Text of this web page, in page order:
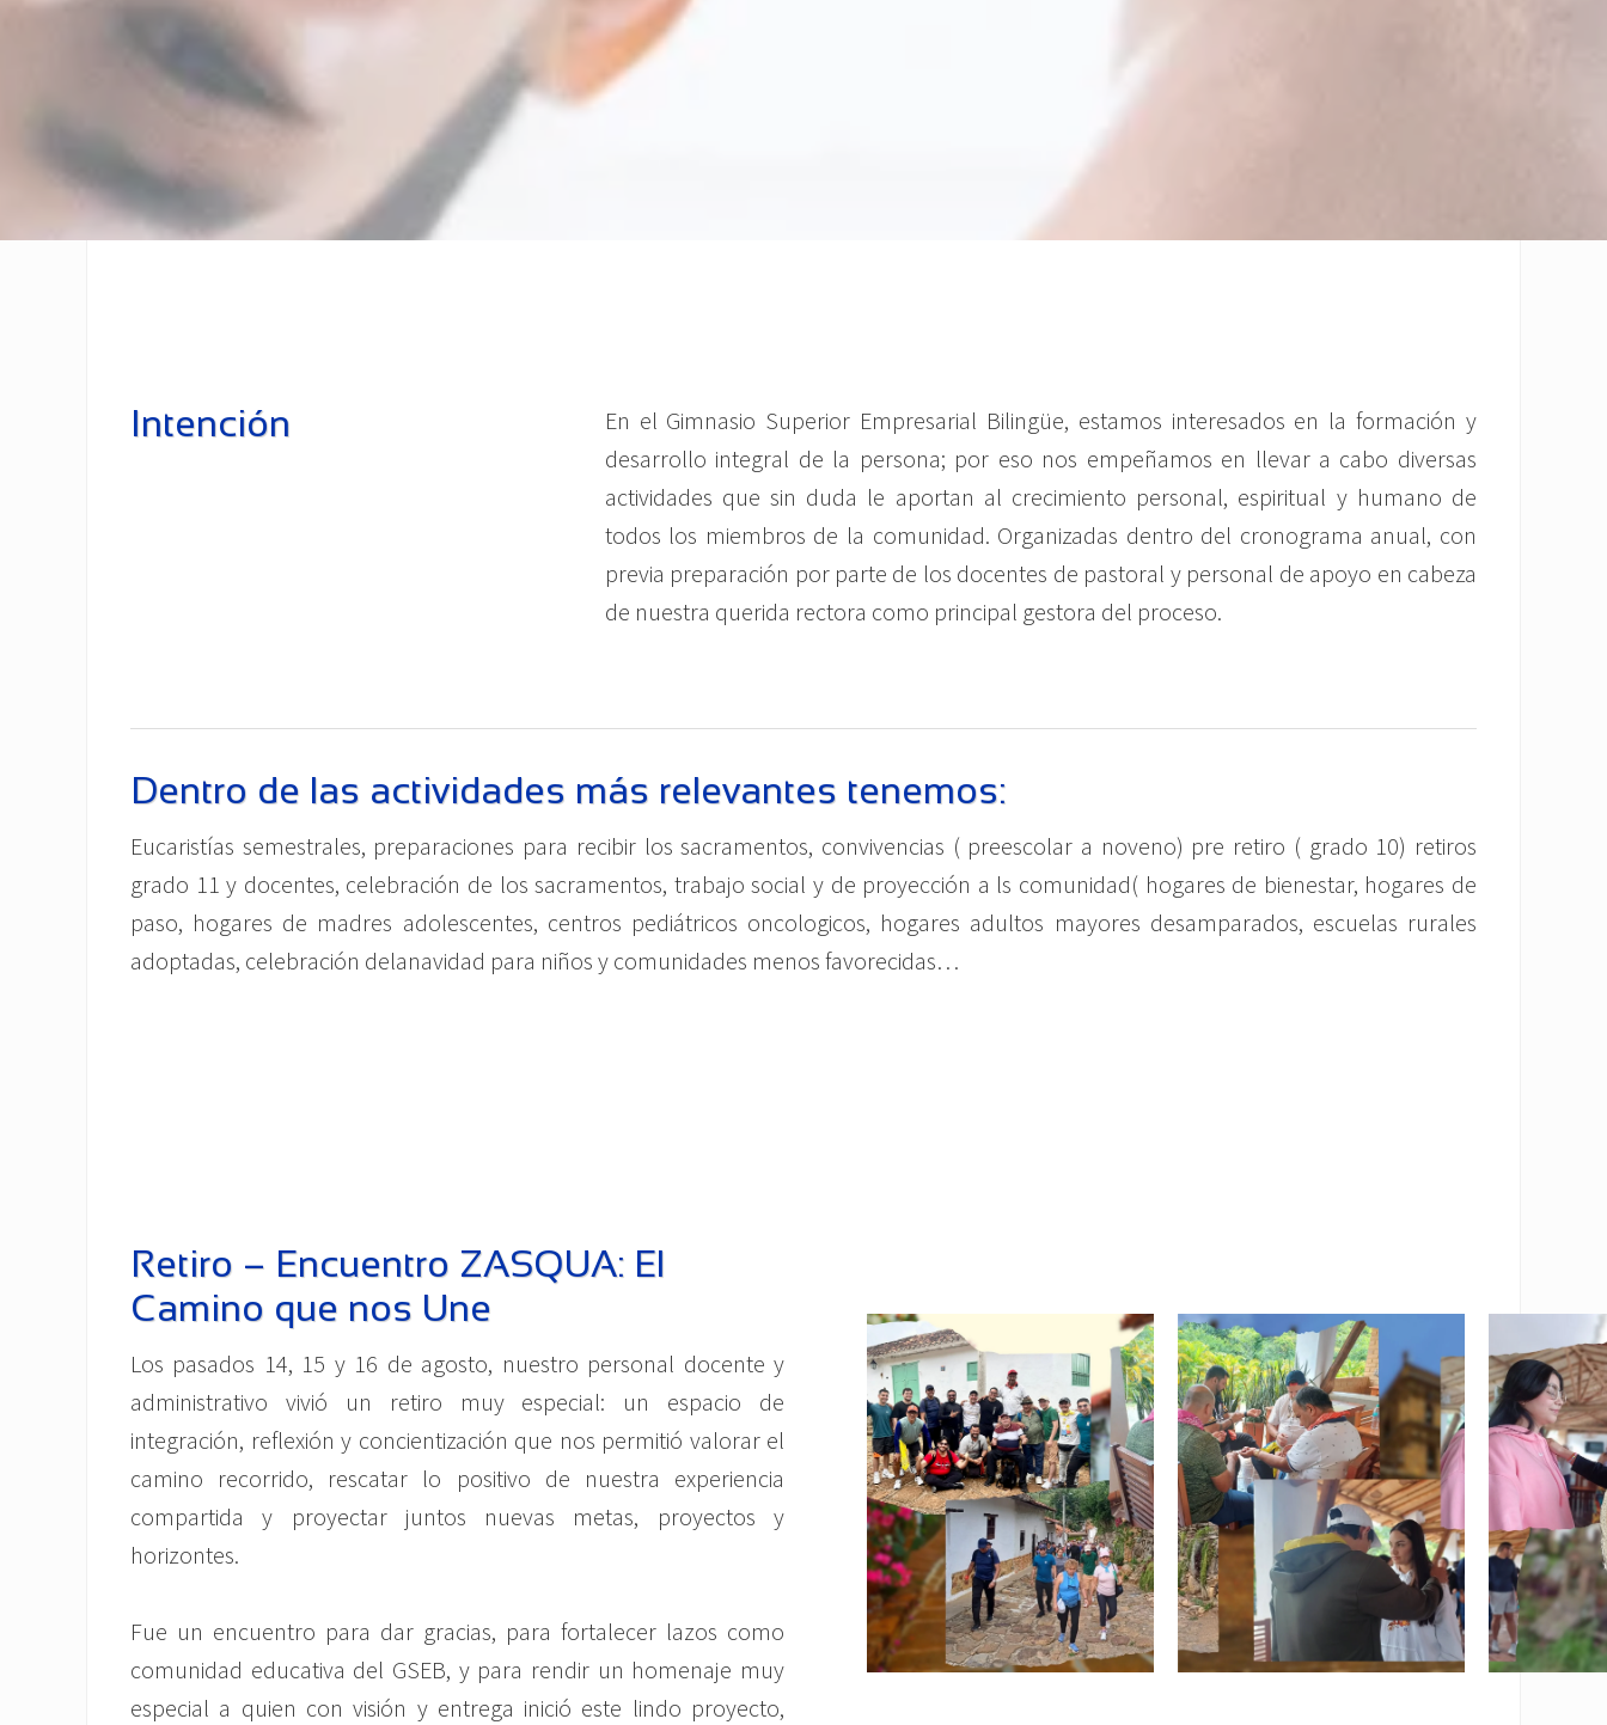
Intención
En el Gimnasio Superior Empresarial Bilingüe, estamos interesados en la formación y
desarrollo integral de la persona; por eso nos empeñamos en llevar a cabo diversas
actividades que sin duda le aportan al crecimiento personal, espiritual y humano de
todos los miembros de la comunidad. Organizadas dentro del cronograma anual, con
previa preparación por parte de los docentes de pastoral y personal de apoyo en cabeza
de nuestra querida rectora como principal gestora del proceso.
Dentro de las actividades más relevantes tenemos:
Eucaristías semestrales, preparaciones para recibir los sacramentos, convivencias ( preescolar a noveno) pre retiro ( grado 10) retiros
grado 11 y docentes, celebración de los sacramentos, trabajo social y de proyección a ls comunidad( hogares de bienestar, hogares de
paso, hogares de madres adolescentes, centros pediátricos oncologicos, hogares adultos mayores desamparados, escuelas rurales
adoptadas, celebración delanavidad para niños y comunidades menos favorecidas…
Retiro – Encuentro ZASQUA: El
Camino que nos Une
Los pasados 14, 15 y 16 de agosto, nuestro personal docente y
administrativo vivió un retiro muy especial: un espacio de
integración, reflexión y concientización que nos permitió valorar el
camino recorrido, rescatar lo positivo de nuestra experiencia
compartida y proyectar juntos nuevas metas, proyectos y
horizontes.
Fue un encuentro para dar gracias, para fortalecer lazos como
comunidad educativa del GSEB, y para rendir un homenaje muy
especial a quien con visión y entrega inició este lindo proyecto,